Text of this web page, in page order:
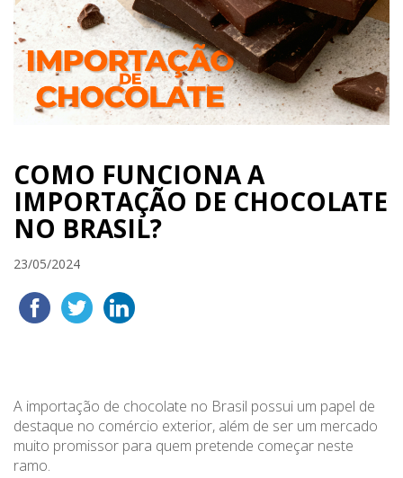
COMO FUNCIONA A
IMPORTAÇÃO DE CHOCOLATE
NO BRASIL?
23/05/2024
A importação de chocolate no Brasil possui um papel de
destaque no comércio exterior, além de ser um mercado
muito promissor para quem pretende começar neste
ramo.